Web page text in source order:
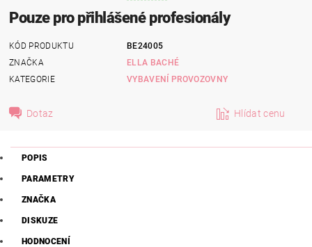
Pouze pro přihlášené profesionály
KÓD PRODUKTU
BE24005
ZNAČKA
ELLA BACHÉ
KATEGORIE
VYBAVENÍ PROVOZOVNY
Dotaz Hlídat cenu
POPIS
PARAMETRY
ZNAČKA
DISKUZE
HODNOCENÍ